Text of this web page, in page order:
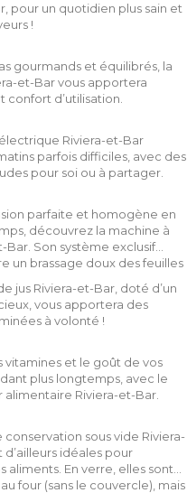
pour un quotidien plus sain et
!
gourmands et équilibrés, la
et-Bar vous apportera
confort d’utilisation.
Riviera-et-Bar
parfois difficiles, avec des
pour soi ou à partager.
parfaite et homogène en
découvrez la machine à
Bar. Son système exclusif
un brassage doux des feuilles
jus Riviera-et-Bar, doté d’un
vous apportera des
à volonté !
vitamines et le goût de vos
plus longtemps, avec le
alimentaire Riviera-et-Bar.
conservation sous vide Riviera-
idéales pour
aliments. En verre, elles sont
four (sans le couvercle), mais